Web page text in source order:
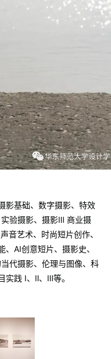
影基础、数字摄影、特效
验摄影、摄影Ⅲ 商业摄
音艺术、时尚短片创作、
AI创意短片、摄影史、
代摄影、伦理与图像、科
实践 I、Ⅱ、Ⅲ等。